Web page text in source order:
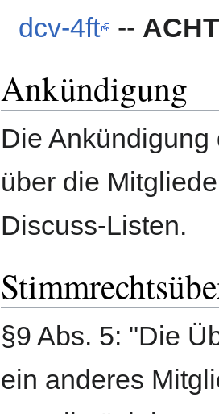
dcv-4ft --
Ankündigung
Die
über die
Discuss-Listen.
§9 Abs. 5: "Die
ein anderes